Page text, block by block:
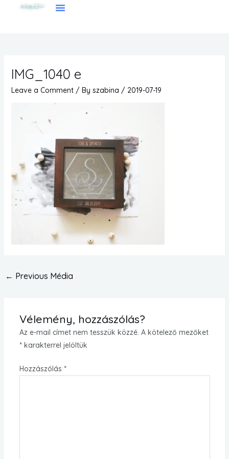
IMG_1040 e
Leave a Comment / By szabina / 2019-07-19
← Previous Média
Vélemény, hozzászólás?
Az e-mail címet nem tesszük közzé. A kötelező mezőket
*karakterrel jelöltük
Hozzászólás *